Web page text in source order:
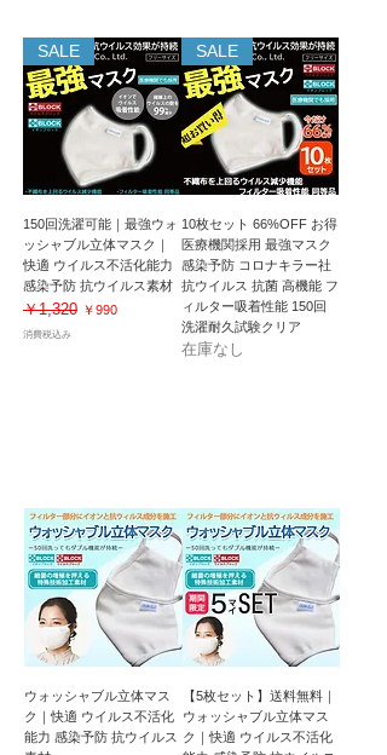
SALE
150回洗濯可能｜最強ウォ
ッシャブル立体マスク｜
快適 ウイルス不活化能力
感染予防 抗ウイルス素材
通常価格
￥1,320 セール価格
￥990
消費税込み
SALE
10枚セット 66%OFF お得
医療機関採用 最強マスク
感染予防 コロナキラー社
抗ウイルス 抗菌 高機能 フ
ィルター吸着性能 150回
洗濯耐久試験クリア
在庫なし
ウォッシャブル立体マス
ク｜快適 ウイルス不活化
能力 感染予防 抗ウイルス
【5枚セット】送料無料｜
ウォッシャブル立体マス
ク｜快適 ウイルス不活化